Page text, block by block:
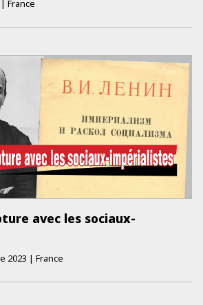
| France
avec les sociaux-
2023 | France